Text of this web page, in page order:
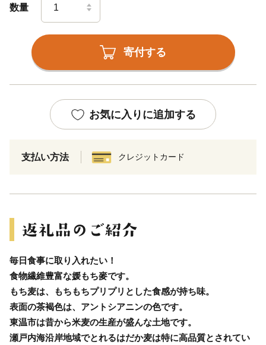
数量
寄付する
お気に入りに追加する
支払い方法 クレジットカード
毎日食事に取り入れたい！
食物繊維豊富な媛もち麥です。
もち麦は、もちもちプリプリとした食感が持ち味。
表面の茶褐色は、アントシアニンの色です。
東温市は昔から米麦の生産が盛んな土地です。
瀬戸内海沿岸地域でとれるはだか麦は特に高品質とされてい